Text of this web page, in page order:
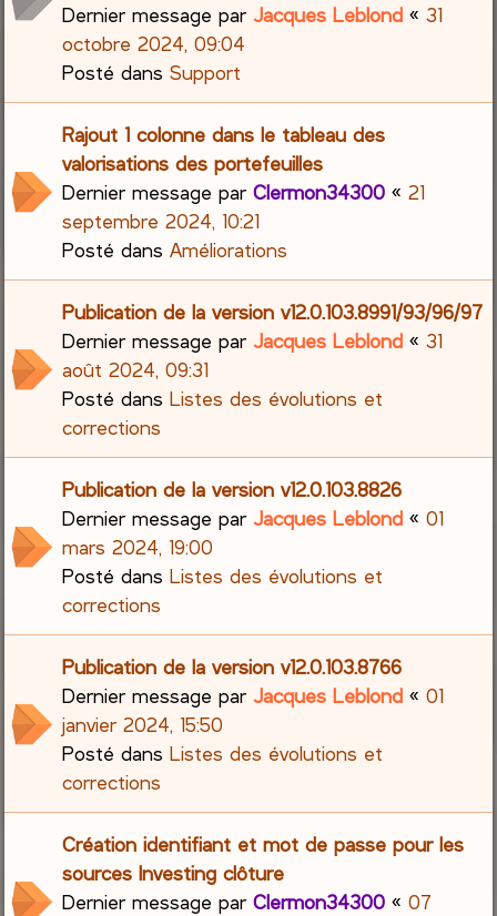
Dernier message parJacques Leblond «31
octobre 2024, 09:04
Posté dansSupport
Rajout 1 colonne dans le tableau des
valorisations des portefeuilles
Dernier message parClermon34300 «21
septembre 2024, 10:21
Posté dansAméliorations
Publication de la version v12.0.103.8991/93/96/97
Dernier message parJacques Leblond «31
août 2024, 09:31
Posté dansListes des évolutions et
corrections
Publication de la version v12.0.103.8826
Dernier message parJacques Leblond «01
mars 2024, 19:00
Posté dansListes des évolutions et
corrections
Publication de la version v12.0.103.8766
Dernier message parJacques Leblond «01
janvier 2024, 15:50
Posté dansListes des évolutions et
corrections
Création identifiant et mot de passe pour les
sources Investing clôture
Dernier message parClermon34300 «07